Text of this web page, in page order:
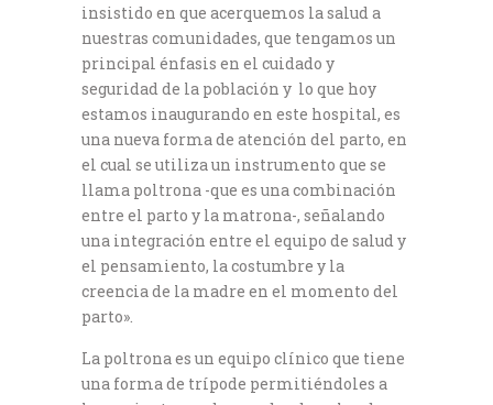
insistido en que acerquemos la salud a
nuestras comunidades, que tengamos un
principal énfasis en el cuidado y
seguridad de la población y lo que hoy
estamos inaugurando en este hospital, es
una nueva forma de atención del parto, en
el cual se utiliza un instrumento que se
llama poltrona -que es una combinación
entre el parto y la matrona-, señalando
una integración entre el equipo de salud y
el pensamiento, la costumbre y la
creencia de la madre en el momento del
parto».
La poltrona es un equipo clínico que tiene
una forma de trípode permitiéndoles a